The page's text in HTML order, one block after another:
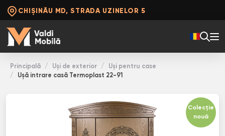
CHIȘINĂU MD, STRADA UZINELOR 5
Principală Uși de exterior
Uși pentru case
Ușă intrare casă Termoplast 22-91
Colecție
nouă